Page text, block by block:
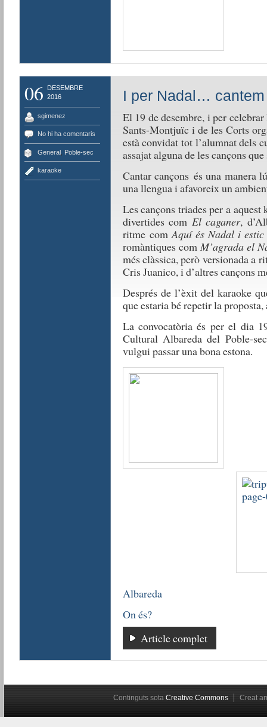
06
DESEMBRE
2016
sgimenez
No hi ha comentaris
General, Poble-sec
karaoke
I per Nadal…
El 19 de desembre, i per
Sants-Montjuïc i de les Corts
està convidat tot l’alumnat dels
assajat alguna de les cançons
Cantar cançons és una manera
una llengua i afavoreix un
Les cançons triades per a
divertides com El caganer,
ritme comAquí és Nadal i estic
romàntiques com M’agrada el
més clàssica, però versionada a
Cris Juanico, i d’altres cançons
Després de l’èxit del karaoke
que estaria bé repetir la
La convocatòria és per el dia
Cultural Albareda del Poble-
vulgui passar una bona estona.
Albareda
On és?
Article complet
Continguts sota Creative Commons Creat